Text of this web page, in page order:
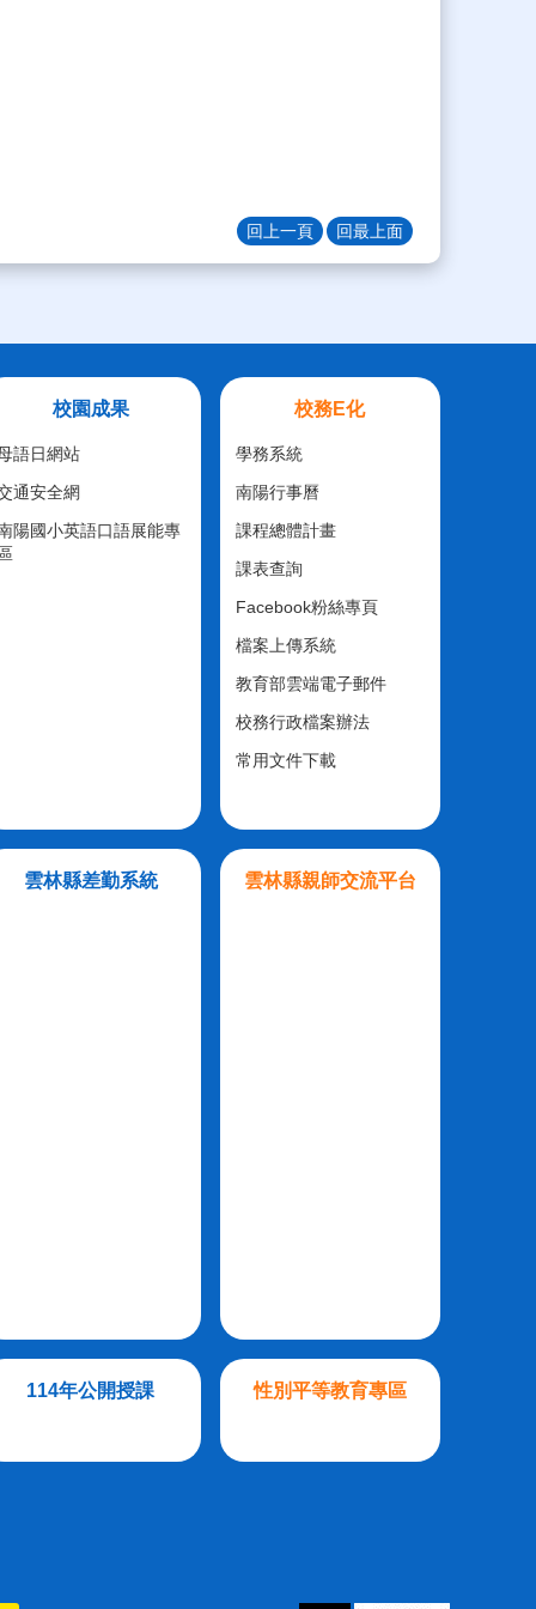
回上一頁 回最上面
校園成果
語日網站
通安全網
陽國小英語口語展能專
區
校務E化
學務系統
南陽行事曆
課程總體計畫
課表查詢
Facebook粉絲專頁
檔案上傳系統
教育部雲端電子郵件
校務行政檔案辦法
常用文件下載
雲林縣差勤系統 雲林縣親師交流平台
114年公開授課 性別平等教育專區